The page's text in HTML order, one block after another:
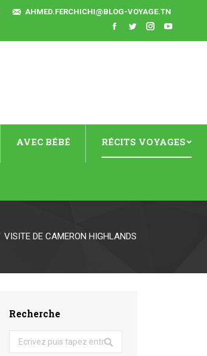
AHMED.FERCHICHI@BLOG-VOYAGE.TN
Facebook
TwitterInstagram
AVEC BÉBÉ RÉCITS VOYAGES
VISITE DE CAMERON HIGHLANDS
Recherche
Search: